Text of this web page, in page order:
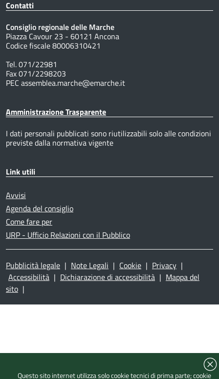
Contatti
Consiglio regionale delle Marche
Piazza Cavour 23 - 60121 Ancona
Codice fiscale 80006310421
Tel. 071/22981
Fax 071/2298203
PEC assemblea.marche@emarche.it
Amministrazione Trasparente
I dati personali pubblicati sono riutilizzabili solo alle condizioni
previste dalla normativa vigente
Link utili
Avvisi
Agenda del consiglio
Come fare per
URP - Ufficio Relazioni con il Pubblico
Pubblicità legale | Note Legali | Cookie | Privacy |
Accessibilità | Dichiarazione di accessibilità | Mappa del
sito |
Questo sito internet utilizza solo cookie tecnici di prima parte; cookie